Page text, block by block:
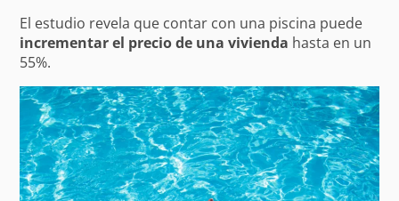
El estudio revela que contar con una piscina puede
incrementar el precio de una vivienda hasta en un
55%.